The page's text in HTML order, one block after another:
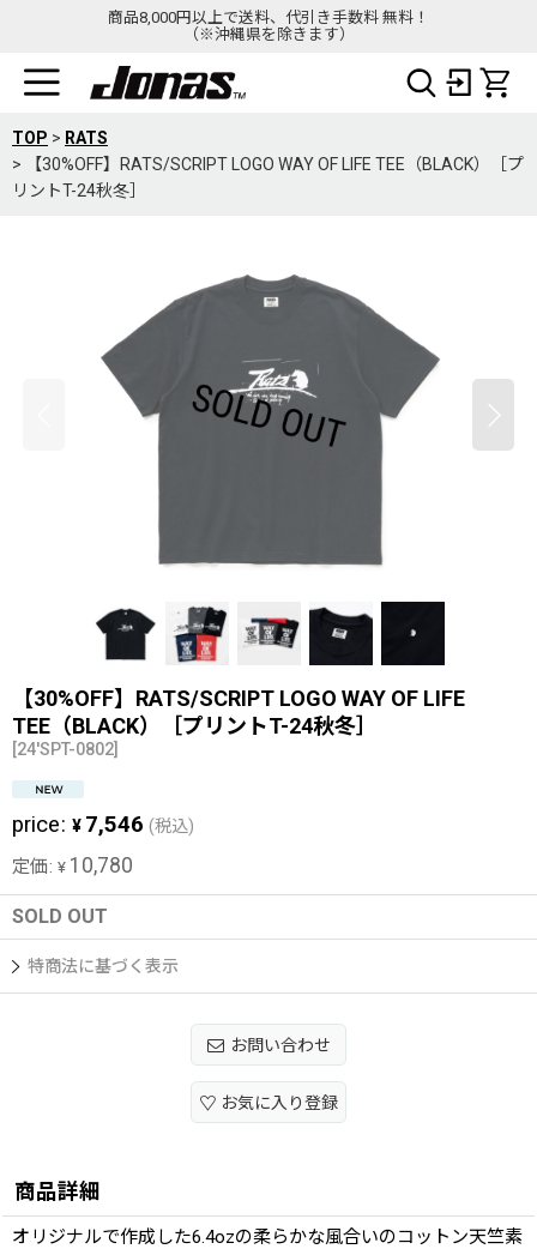
商品8,000円以上で送料、代引き手数料 無料！
（※沖縄県を除きます）
TOP > RATS
>
【30%OFF】RATS/SCRIPT LOGO WAY OF LIFE TEE（BLACK）［プ
リントT-24秋冬］
【30%OFF】RATS/SCRIPT LOGO WAY OF LIFE
TEE（BLACK）［プリントT-24秋冬］
[24'SPT-0802]
price: ¥ 7,546 (税込)
定価: ¥ 10,780
SOLD OUT
特商法に基づく表示
お問い合わせ
お気に入り登録
商品詳細
オリジナルで作成した6.4ozの柔らかな風合いのコットン天竺素